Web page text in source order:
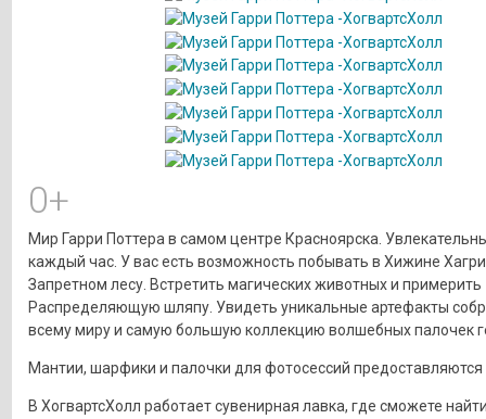
0+
Мир Гарри Поттера в самом центре Красноярска.
каждый час. У вас есть возможность побывать в Хижине
Запретном лесу. Встретить магических животных и примерить
Распределяющую шляпу. Увидеть уникальные артефакты
всему миру и самую большую коллекцию волшебных палочек
Мантии, шарфики и палочки для фотосессий предоставляются
В ХогвартсХолл работает сувенирная лавка, где сможете